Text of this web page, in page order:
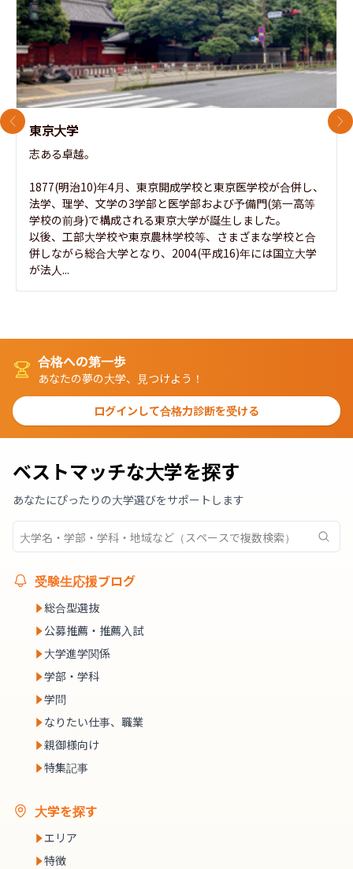
東京大学
志ある卓越。
1877(明治10)年4月、東京開成学校と東京医学校が合併し、
法学、理学、文学の3学部と医学部および予備門(第一高等
学校の前身)で構成される東京大学が誕生しました。
以後、工部大学校や東京農林学校等、さまざまな学校と合
併しながら総合大学となり、2004(平成16)年には国立大学
が法人...
前のスライド 次
合格への第一歩
あなたの夢の大学、見つけよう！
ログインして合格力診断を受ける
ベストマッチな大学を探す
あなたにぴったりの大学選びをサポートします
受験生応援ブログ
総合型選抜
公募推薦・推薦入試
大学進学関係
学部・学科
学問
なりたい仕事、職業
親御様向け
特集記事
大学を探す
エリア
特徴